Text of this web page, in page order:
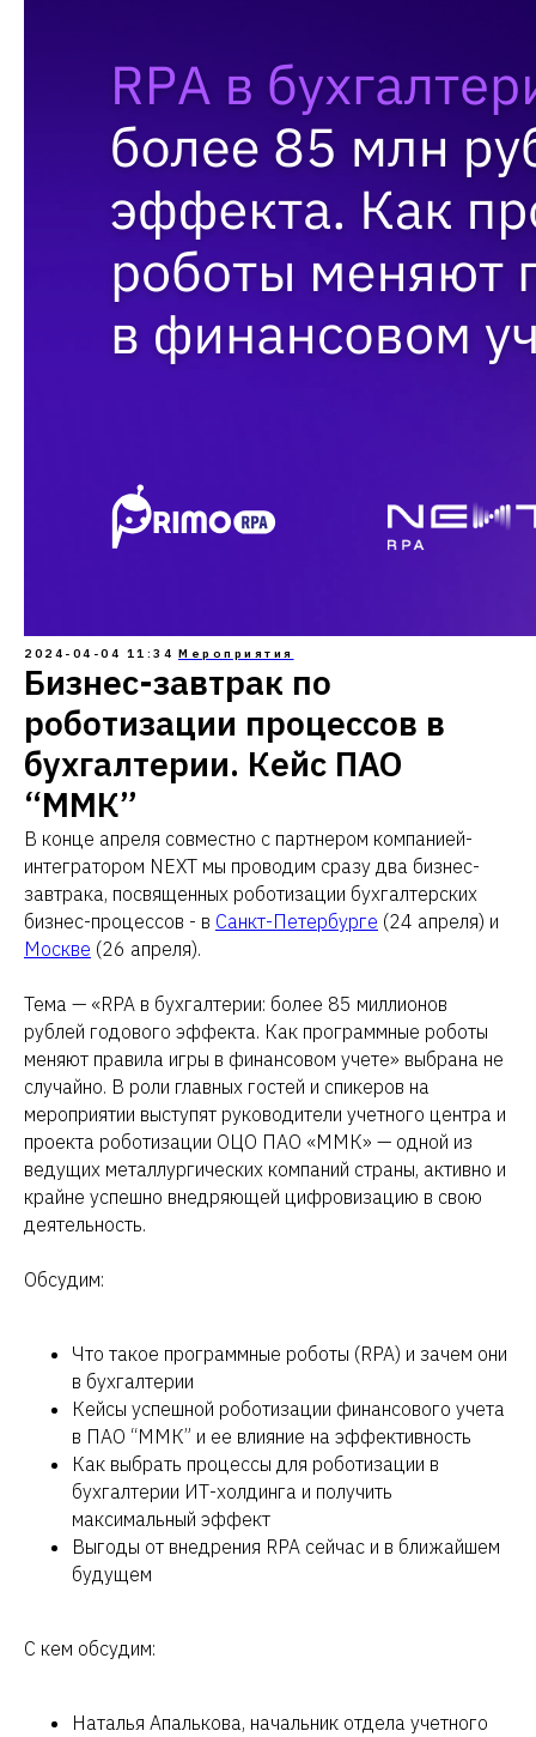
2024-04-04 11:34 Мероприятия
Бизнес-завтрак по
роботизации процессов в
бухгалтерии. Кейс ПАО
“ММК”
В конце апреля совместно с партнером компанией-
интегратором NEXT мы проводим сразу два бизнес-
завтрака, посвященных роботизации бухгалтерских
бизнес-процессов - в Санкт-Петербурге (24 апреля) и
Москве (26 апреля).
Тема — «RPA в бухгалтерии: более 85 миллионов
рублей годового эффекта. Как программные роботы
меняют правила игры в финансовом учете» выбрана не
случайно. В роли главных гостей и спикеров на
мероприятии выступят руководители учетного центра и
проекта роботизации ОЦО ПАО «ММК» — одной из
ведущих металлургических компаний страны, активно и
крайне успешно внедряющей цифровизацию в свою
деятельность.
Обсудим:
Что такое программные роботы (RPA) и зачем они
в бухгалтерии
Кейсы успешной роботизации финансового учета
в ПАО “ММК” и ее влияние на эффективность
Как выбрать процессы для роботизации в
бухгалтерии ИТ-холдинга и получить
максимальный эффект
Выгоды от внедрения RPA сейчас и в ближайшем
будущем
С кем обсудим:
Наталья Апалькова, начальник отдела учетного